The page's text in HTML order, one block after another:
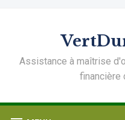
Assistance à maîtrise
financière